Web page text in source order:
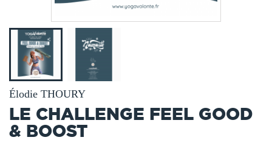
Élodie THOURY
LE CHALLENGE FEEL GOOD
& BOOST